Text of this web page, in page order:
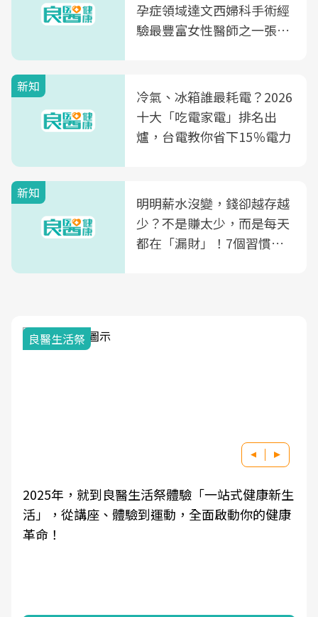
孕症領域達文西婦科手術經
驗最豐富女性醫師之一張永
光田醫院建構360度女性健
康照護生態圈
新知
冷氣、冰箱誰最耗電？2026
十大「吃電家電」排名出
爐，台電教你省下15％電力
新知
明明薪水沒變，錢卻越存越
少？不是賺太少，而是每天
都在「漏財」！7個習慣一
良醫生活祭
2025年，就到良醫生活祭體驗「一站式健康新生
活」，從講座、體驗到運動，全面啟動你的健康
革命！